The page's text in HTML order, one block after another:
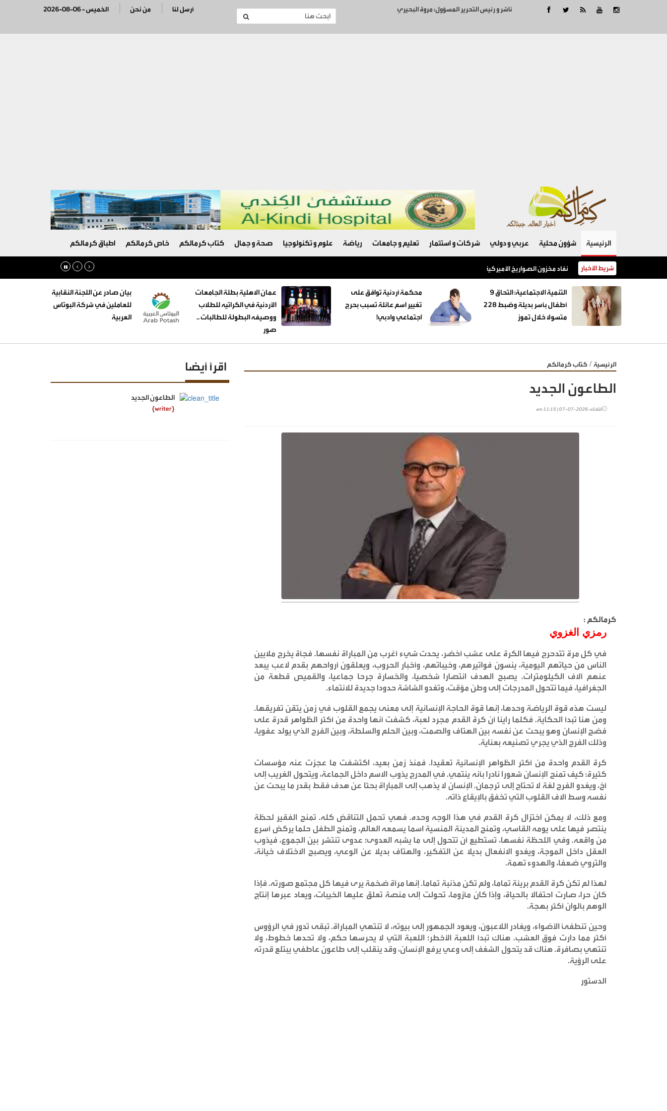
ناشر و رئيس التحرير المسؤول: مروة البحيري 2026-08-06 - الخميس من نحن أرسل لنا
الرئيسية شؤون محلية عربي و دولي شركات و استثمار تعليم و جامعات رياضة علوم و تكنولوجيا صحة و جمال كتاب كرمالكم خاص كرمالكم اطباق كرمالكم
شريط الأخبار نفاد مخزون الصواريخ الأميركية يفجّر خلافًا بين ترامب والبنتاغون
‏التنمية الاجتماعية: التحاق 9
أطفال بأسر بديلة وضبط 228
متسولا خلال تموز
محكمة أردنية توافق على
تغيير اسم عائلة تسبب بحرج
اجتماعي وادبي!
عمان الاهلية بطلة الجامعات
الأردنية في الكراتيه للطلاب
ووصيفه البطولة للطالبات ..
صور
بيان صادر عن اللجنة النقابية
للعاملين في شركة البوتاس
العربية
الرئيسية / كتاب كرمالكم
الطاعون الجديد
الثلاثاء-2026-07-07 | 11:15 am
كرمالكم :
رمزي الغزوي
في كل مرة تتدحرج فيها الكرة على عشب أخضر، يحدث شيء أغرب من المباراة نفسها. فجأة يخرج ملايين
الناس من حياتهم اليومية، ينسون فواتيرهم، وخيباتهم، وأخبار الحروب، ويعلقون أرواحهم بقدم لاعب يبعد
عنهم آلاف الكيلومترات. يصبح الهدف انتصارا شخصيا، والخسارة جرحا جماعيا، والقميص قطعة من
الجغرافيا، فيما تتحول المدرجات إلى وطن مؤقت، وتغدو الشاشة حدودا جديدة للانتماء.
ليست هذه قوة الرياضة وحدها، إنها قوة الحاجة الإنسانية إلى معنى يجمع القلوب في زمن يتقن تفريقها.
ومن هنا تبدأ الحكاية. فكلما راينا أن كرة القدم مجرد لعبة، كشفت أنها واحدة من أكثر الظواهر قدرة على
فضح الإنسان وهو يبحث عن نفسه بين الهتاف والصمت، وبين الحلم والسلطة، وبين الفرح الذي يولد عفويا،
وذلك الفرح الذي يجري تصنيعه بعناية.
كرة القدم واحدة من أكثر الظواهر الإنسانية تعقيدا. فمنذ زمن بعيد، اكتشفت ما عجزت عنه مؤسسات
كثيرة: كيف تمنح الإنسان شعورا نادرا بأنه ينتمي. في المدرج يذوب الاسم داخل الجماعة، ويتحول الغريب إلى
أخ، ويغدو الفرح لغة لا تحتاج إلى ترجمان. الإنسان لا يذهب إلى المباراة بحثا عن هدف فقط بقدر ما يبحث عن
نفسه وسط آلاف القلوب التي تخفق بالإيقاع ذاته.
ومع ذلك، لا يمكن اختزال كرة القدم في هذا الوجه وحده. فهي تحمل التناقض كله. تمنح الفقير لحظة
ينتصر فيها على يومه القاسي، وتمنح المدينة المنسية اسما يسمعه العالم، وتمنح الطفل حلما يركض أسرع
من واقعه. وفي اللحظة نفسها، تستطيع أن تتحول إلى ما يشبه العدوى؛ عدوى تنتشر بين الجموع، فيذوب
العقل داخل الموجة، ويغدو الانفعال بديلا عن التفكير، والهتاف بديلا عن الوعي، ويصبح الاختلاف خيانة،
والتروي ضعفا، والهدوء تهمة.
لهذا لم تكن كرة القدم بريئة تماما، ولم تكن مذنبة تماما. إنها مرآة ضخمة يرى فيها كل مجتمع صورته. فإذا
كان حرا، صارت احتفالا بالحياة، وإذا كان مأزوما، تحولت إلى منصة تعلق عليها الخيبات، ويعاد عبرها إنتاج
الوهم بألوان أكثر بهجة.
وحين تنطفئ الأضواء، ويغادر اللاعبون، ويعود الجمهور إلى بيوته، لا تنتهي المباراة. تبقى تدور في الرؤوس
أكثر مما دارت فوق العشب. هناك تبدأ اللعبة الأخطر؛ اللعبة التي لا يحرسها حكم، ولا تحدها خطوط، ولا
تنتهي بصافرة. هناك قد يتحول الشغف إلى وعي يرفع الإنسان، وقد ينقلب إلى طاعون عاطفي يبتلع قدرته
على الرؤية.
الدستور
اقرأ أيضا
الطاعون الجديد
{writer}